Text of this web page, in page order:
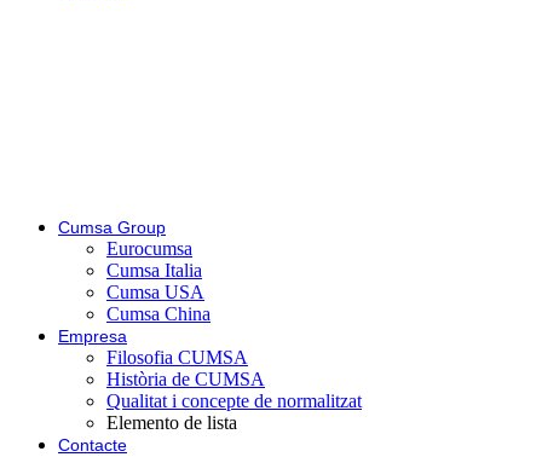
Cumsa Group
Eurocumsa
Cumsa Italia
Cumsa USA
Cumsa China
Empresa
Filosofia CUMSA
Història de CUMSA
Qualitat i concepte de normalitzat
Elemento de lista
Contacte